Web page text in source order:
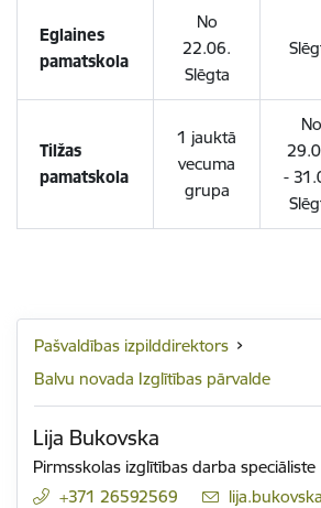
Eglaines
pamatskola
No
22.06.
Slēgta
Tilžas
pamatskola
1 jauktā
vecuma
grupa
No
-
Pašvaldības izpilddirektors
Balvu novada Izglītības pārvalde
Lija Bukovska
Pirmsskolas izglītības darba speciāliste
+371 26592569
E-pasts: